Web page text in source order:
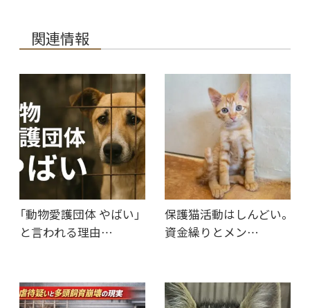
関連情報
「動物愛護団体 やばい」
と言われる理由…
保護猫活動はしんどい。
資金繰りとメン…